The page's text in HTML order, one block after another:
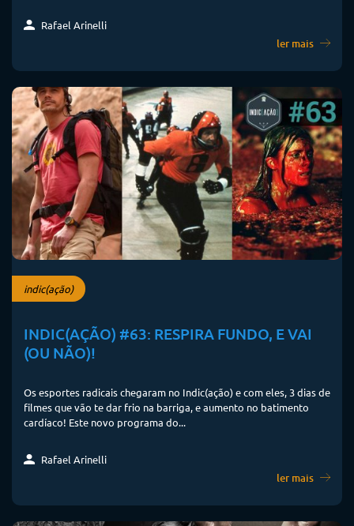
Rafael Arinelli
ler mais
indic(ação)
INDIC(AÇÃO) #63: RESPIRA FUNDO, E VAI
(OU NÃO)!
Os esportes radicais chegaram no Indic(ação) e com eles, 3 dias de
filmes que vão te dar frio na barriga, e aumento no batimento
cardíaco! Este novo programa do...
Rafael Arinelli
ler mais